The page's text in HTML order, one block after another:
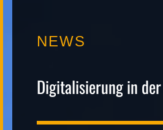
Karriere
NEWS
Digitalisierung in